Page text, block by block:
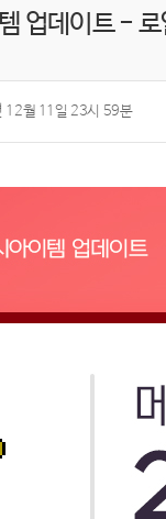
업데이트 -
월 11일 23시 59분